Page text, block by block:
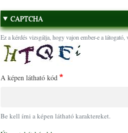
CAPTCHA
Ez a kérdés vizsgálja, hogy vajon ember-e a
A képen látható kód
Be kell írni a képen látható karaktereket.